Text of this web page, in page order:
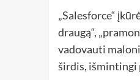
„Salesforce“
draugą“,
vadovauti
širdis, išmintingi